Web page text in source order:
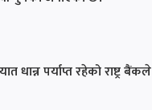
पर्याप्त रहेको राष्ट्र बैंकले